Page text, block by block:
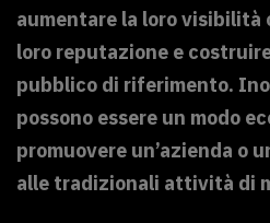
aumentare la loro visibilità
loro reputazione e
pubblico di riferimento.
possono essere un modo
promuovere un’azienda o
alle tradizionali attività di